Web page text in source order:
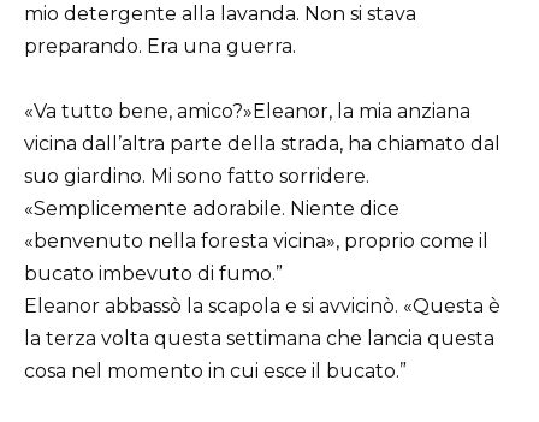
mio detergente alla lavanda. Non si stava
preparando. Era una guerra.
«Va tutto bene, amico?»Eleanor, la mia anziana
vicina dall’altra parte della strada, ha chiamato dal
suo giardino. Mi sono fatto sorridere.
«Semplicemente adorabile. Niente dice
«benvenuto nella foresta vicina», proprio come il
bucato imbevuto di fumo.”
Eleanor abbassò la scapola e si avvicinò. «Questa è
la terza volta questa settimana che lancia questa
cosa nel momento in cui esce il bucato.”